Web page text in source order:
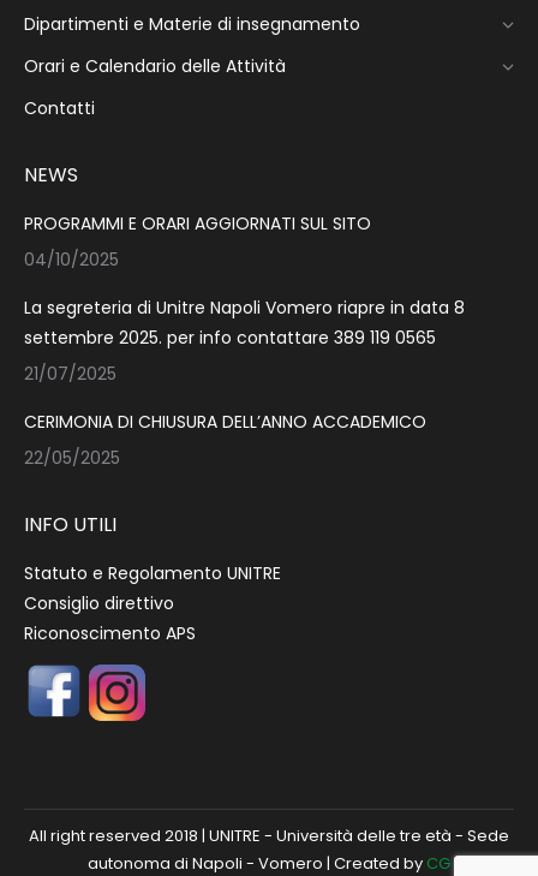
Dipartimenti e Materie di insegnamento
Orari e Calendario delle Attività
Contatti
NEWS
PROGRAMMI E ORARI AGGIORNATI SUL SITO
04/10/2025
La segreteria di Unitre Napoli Vomero riapre in data 8
settembre 2025. per info contattare 389 119 0565
21/07/2025
CERIMONIA DI CHIUSURA DELL’ANNO ACCADEMICO
22/05/2025
INFO UTILI
Statuto e Regolamento UNITRE
Consiglio direttivo
Riconoscimento APS
All right reserved 2018 | UNITRE - Università delle tre età - Sede
autonoma di Napoli - Vomero | Created by CG